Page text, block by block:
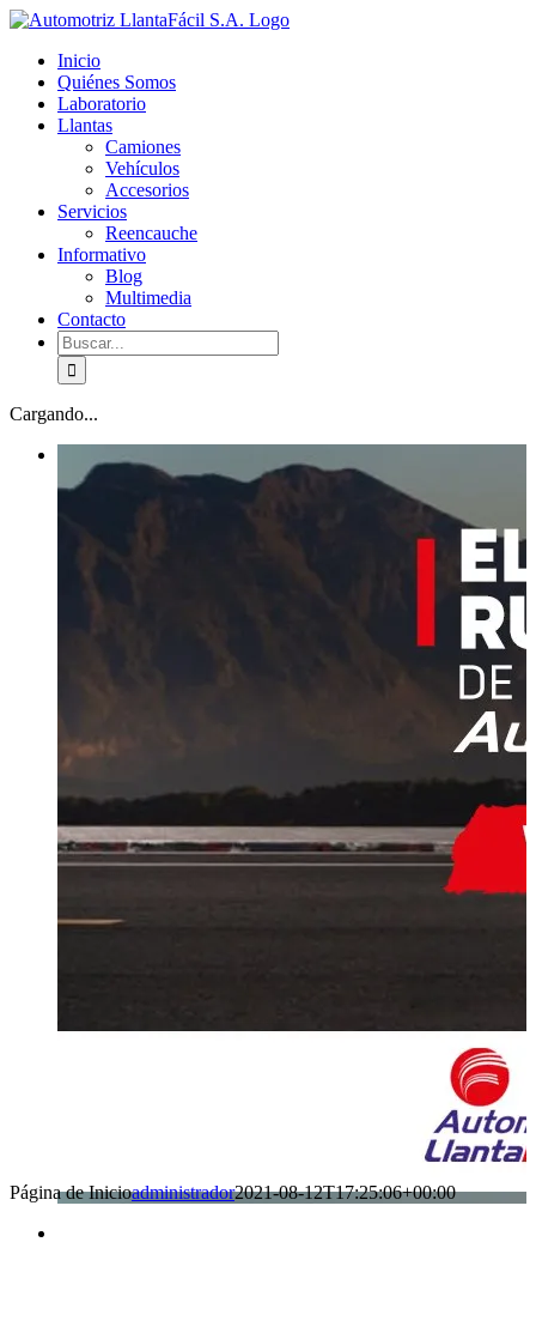
Skip
content
facebook
youtube
Inicio
Quiénes Somos
Laboratorio
Llantas
Camiones
Vehículos
Accesorios
Servicios
Reencauche
Informativo
Blog
Multimedia
Contacto
Buscar:
Cargando...
Página de Inicioadministrador2021-08-12T17:25:06+00:00